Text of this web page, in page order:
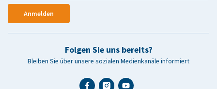
Anmelden
Folgen Sie uns bereits?
Bleiben Sie über unsere sozialen Medienkanäle informiert